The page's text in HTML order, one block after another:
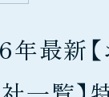
年最新